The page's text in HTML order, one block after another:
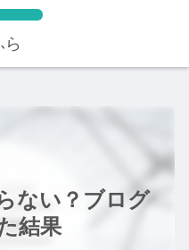
ら
ない？ブログ
結果